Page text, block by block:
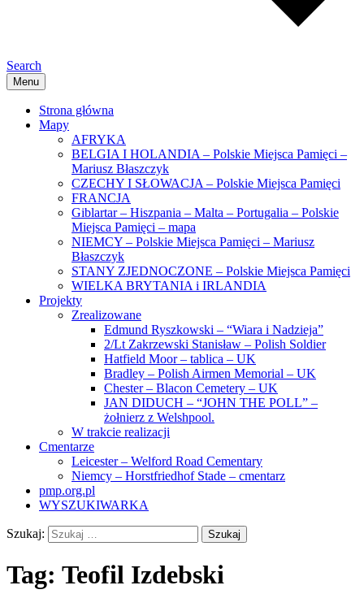
Search
Menu
Strona główna
Mapy
AFRYKA
BELGIA I HOLANDIA – Polskie Miejsca Pamięci –
Mariusz Błaszczyk
CZECHY I SŁOWACJA – Polskie Miejsca Pamięci
FRANCJA
Giblartar – Hiszpania – Malta – Portugalia – Polskie
Miejsca Pamięci – mapa
NIEMCY – Polskie Miejsca Pamięci – Mariusz
Błaszczyk
STANY ZJEDNOCZONE – Polskie Miejsca Pamięci
WIELKA BRYTANIA i IRLANDIA
Projekty
Zrealizowane
Edmund Ryszkowski – “Wiara i Nadzieja”
2/Lt Zakrzewski Stanisław – Polish Soldier
Hatfield Moor – tablica – UK
Bradley – Polish Airmen Memorial – UK
Chester – Blacon Cemetery – UK
JAN DIDUCH – “JOHN THE POLL” –
żołnierz z Welshpool.
W trakcie realizacji
Cmentarze
Leicester – Welford Road Cementary
Niemcy – Horstfriedhof Stade – cmentarz
pmp.org.pl
WYSZUKIWARKA
Szukaj:
Tag: Teofil Izdebski